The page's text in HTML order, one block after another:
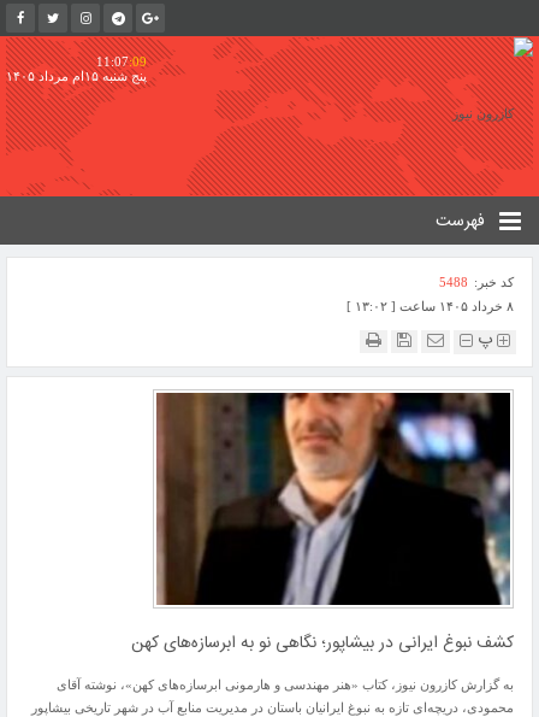
11:07:10
پنج شنبه ۱۵ام مرداد ۱۴۰۵
فهرست
کد خبر: 5488
۸ خرداد ۱۴۰۵ ساعت [ ۱۳:۰۲ ]
پ
کشف نبوغ ایرانی در بیشاپور؛ نگاهی نو به ابرسازه‌های کهن
به گزارش کازرون نیوز، کتاب «هنر مهندسی و هارمونی ابرسازه‌های کهن»، نوشته آقای
محمودی، دریچه‌ای تازه به نبوغ ایرانیان باستان در مدیریت منابع آب در شهر تاریخی بیشاپور